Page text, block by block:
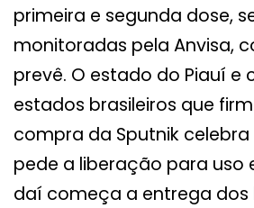
primeira e segunda dose,
monitoradas pela Anvisa,
prevê. O estado do Piauí e
estados brasileiros que
compra da Sputnik celebra
pede a liberação para uso
daí começa a entrega dos